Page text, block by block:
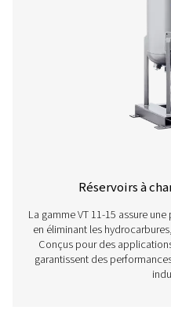
Filtres
La gamme de